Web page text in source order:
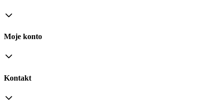
Moje konto
Kontakt